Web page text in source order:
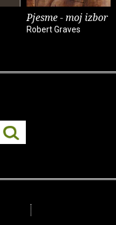
Pjesme - moj izbor
Robert Graves